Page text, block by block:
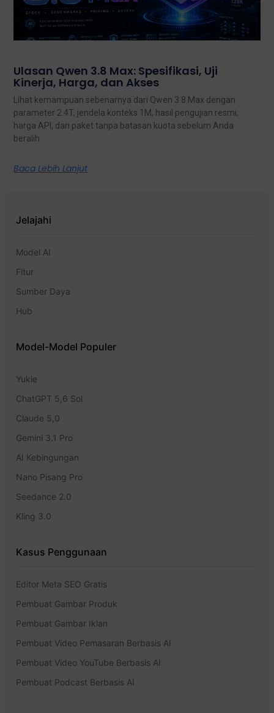
Ulasan Qwen 3.8 Max: Spesifikasi, Uji
Kinerja, Harga, dan Akses
Lihat kemampuan sebenarnya dari Qwen 3.8 Max dengan
parameter 2.4T, jendela konteks 1M, hasil pengujian resmi,
harga API, dan paket tanpa batasan kuota sebelum Anda
beralih.
Baca Lebih Lanjut
Jelajahi
Model AI
Fitur
Sumber Daya
Hub
Model-Model Populer
Yukie
ChatGPT 5,6 Sol
Claude 5,0
Gemini 3.1 Pro
AI Kebingungan
Nano Pisang Pro
Seedance 2.0
Kling 3.0
Kasus Penggunaan
Editor Meta SEO Gratis
Pembuat Gambar Produk
Pembuat Gambar Iklan
Pembuat Video Pemasaran Berbasis AI
Pembuat Video YouTube Berbasis AI
Pembuat Podcast Berbasis AI